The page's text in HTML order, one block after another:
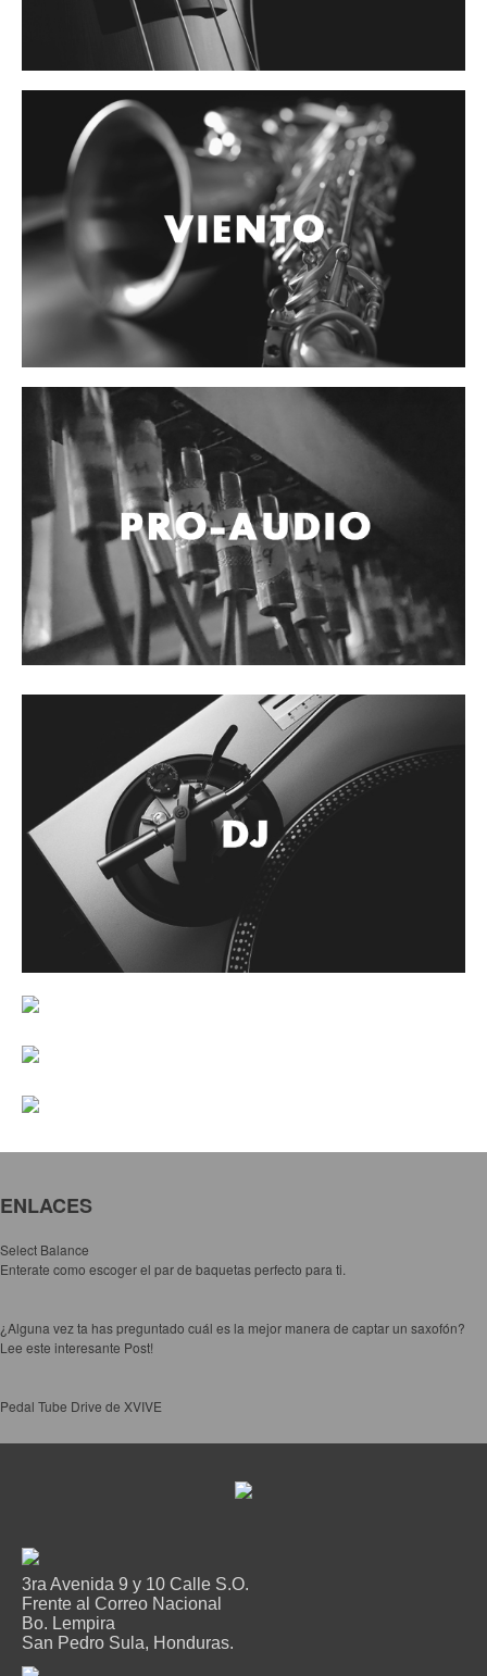
Luces y Escenario
Strobos
Maquinas de humo y escenario
Accesorios
Cables y Conectores
Instrumento
Sonido
Parlante
Video y USB
Espigas y conectores
Accesorios
Otros Instrumentos de Cuerdas
Ukulele
Mandolina
Banjo
Cuerdas
Guitarra Metal
Guitarra Nylon
Guitarra Electrica
Violin
ENLACES
Select Balance
Enterate como escoger el par de baquetas perfecto para ti.
¿Alguna vez ta has preguntado cuál es la mejor manera de captar un saxofón?
Lee este interesante Post!
Pedal Tube Drive de XVIVE
3ra Avenida 9 y 10 Calle S.O.
Frente al Correo Nacional
Bo. Lempira
San Pedro Sula, Honduras.